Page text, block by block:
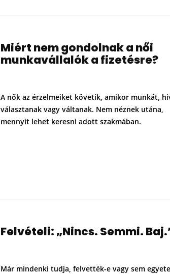
Miért nem gondolnak a női
munkavállalók a fizetésre?
A nők az érzelmeiket követik, amikor munkát,
választanak vagy váltanak. Nem néznek utána,
mennyit lehet keresni adott szakmában.
Felvételi: „Nincs. Semmi.
Már mindenki tudja, felvették-e vagy sem